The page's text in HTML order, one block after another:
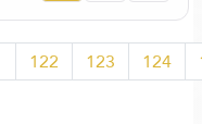
122 123 124